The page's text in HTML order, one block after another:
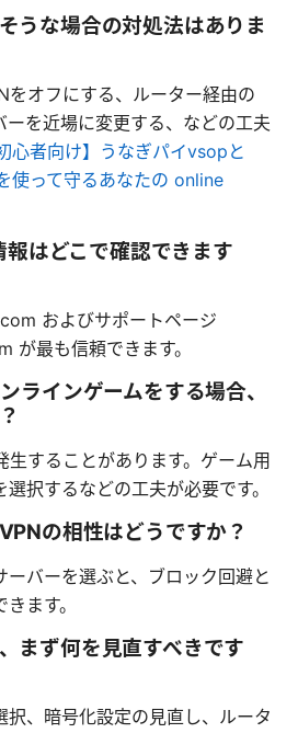
うな場合の対処法はありま
をオフにする、ルーター経由の
ーを近場に変更する、などの工夫
初心者向け】うなぎパイvsopと
を使って守るあなたの online
はどこで確認できます
およびサポートページ
最も信頼できます。
ラインゲームをする場合、
することがあります。ゲーム用
択するなどの工夫が必要です。
の相性はどうですか？
バーを選ぶと、ブロック回避と
ます。
まず何を見直すべきです
択、暗号化設定の見直し、ルータ